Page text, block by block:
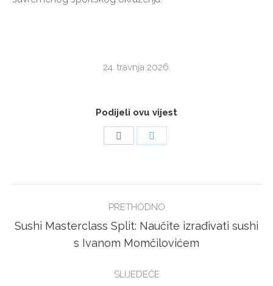
24. travnja 2026.
Podijeli ovu vijest
NAVIGATION
PRETHODNO
Previous
post:
Sushi Masterclass Split: Naučite izrađivati sushi
s Ivanom Momčilovićem
SLIJEDEĆE